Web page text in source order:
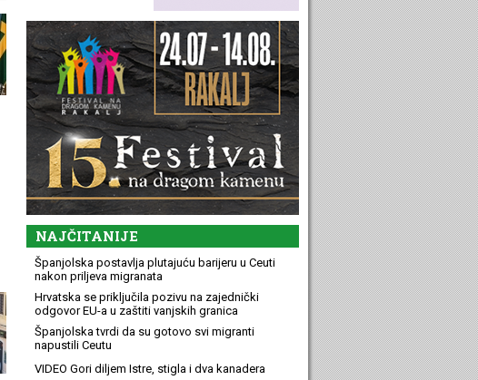
NAJČITANIJE
Španjolska postavlja plutajuću barijeru u Ceuti
nakon priljeva migranata
Hrvatska se priključila pozivu na zajednički
odgovor EU-a u zaštiti vanjskih granica
Španjolska tvrdi da su gotovo svi migranti
napustili Ceutu
VIDEO Gori diljem Istre, stigla i dva kanadera